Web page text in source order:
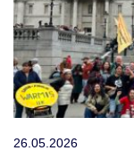
26.05.2026